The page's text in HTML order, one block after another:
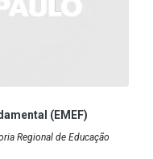
(EMEF)
Regional de Educação